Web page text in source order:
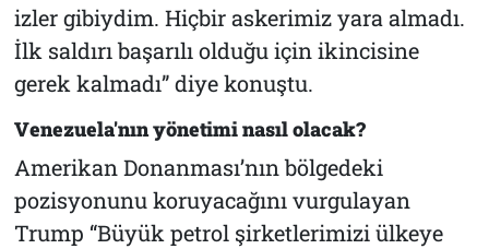
izler gibiydim. Hiçbir askerimiz yara almadı.
İlk saldırı başarılı olduğu için ikincisine
gerek kalmadı” diye konuştu.
Venezuela'nın yönetimi nasıl olacak?
Amerikan Donanması’nın bölgedeki
pozisyonunu koruyacağını vurgulayan
Trump “Büyük petrol şirketlerimizi ülkeye